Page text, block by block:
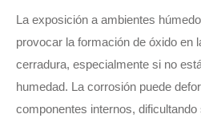
La exposición a ambientes
provocar la formación de óxido en
cerradura, especialmente si no
humedad. La corrosión puede
componentes internos,